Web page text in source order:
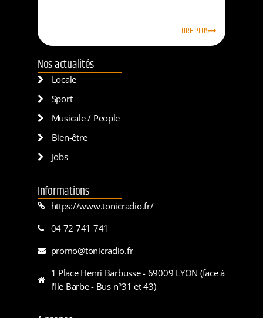
LIRE PLUS
Nos actualités
Locale
Sport
Musicale / People
Bien-être
Jobs
Informations
https://www.tonicradio.fr/
04 72 741 741
promo@tonicradio.fr
1 Place Henri Barbusse - 69009 LYON (face à
l'Ile Barbe - Bus n°31 et 43)